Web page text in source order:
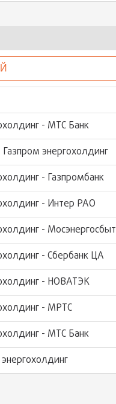
- МТС Банк
энергохолдинг
- Газпромбанк
- Интер РАО
- Мосэнергосбыт
- Сбербанк ЦА
- НОВАТЭК
- МРТС
- МТС Банк